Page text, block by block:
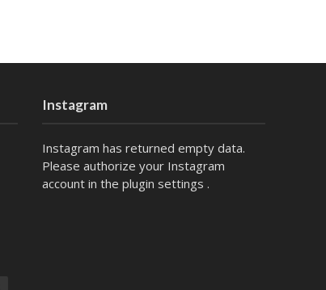
Instagram
Instagram has returned empty data.
Please authorize your Instagram
account in the plugin settings .